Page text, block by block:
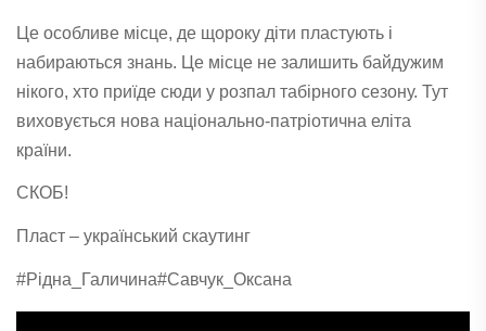
Це особливе місце, де щороку діти пластують і
набираються знань. Це місце не залишить байдужим
нікого, хто приїде сюди у розпал табірного сезону. Тут
виховується нова національно-патріотична еліта
країни.
СКОБ!
Пласт – український скаутинг
#Рідна_Галичина#Савчук_Оксана